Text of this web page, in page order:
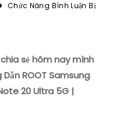
Chức Năng Bình Luận Bị
sẻ hôm nay mình
ROOT Samsung
20 Ultra 5G |